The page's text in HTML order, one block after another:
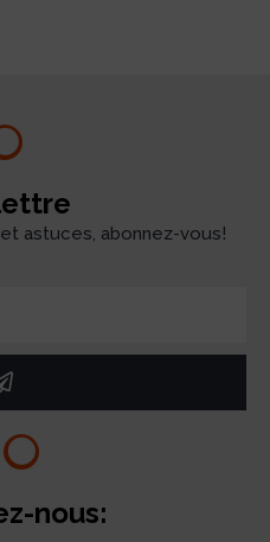
astuces, abonnez-vous!
nous: